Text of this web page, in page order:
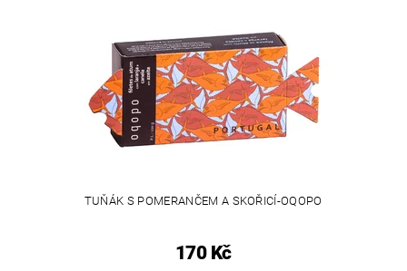
TUŇÁK S POMERANČEM A SKOŘICÍ-OQOPO
170 Kč